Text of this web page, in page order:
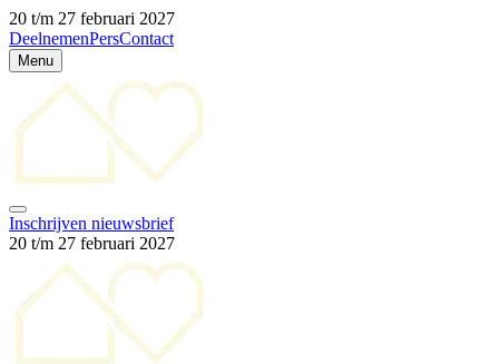
20 t/m 27 februari 2027
DeelnemenPersContact
Menu
Inschrijven nieuwsbrief
20 t/m 27 februari 2027